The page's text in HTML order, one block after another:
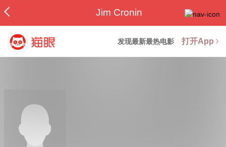
Jim Cronin
发现最新最热电影 打开App